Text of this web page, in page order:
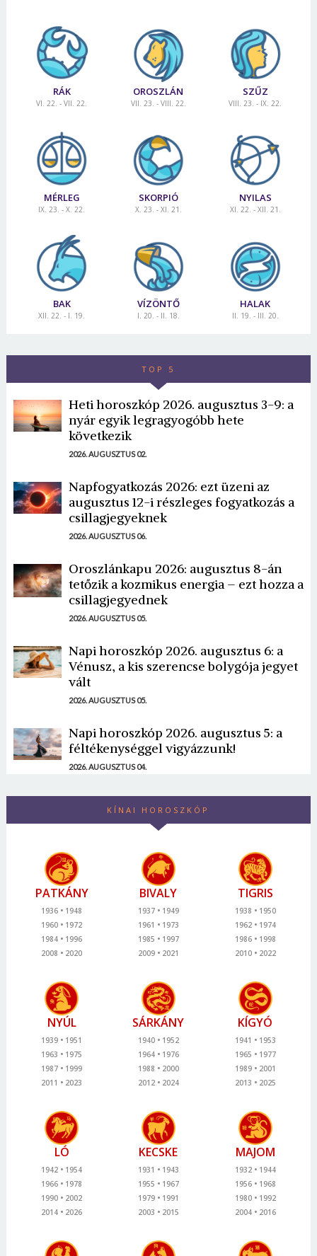
RÁK
VI. 22. - VII. 22.
OROSZLÁN
VII. 23. - VIII. 22.
SZŰZ
VIII. 23. - IX. 22.
MÉRLEG
IX. 23. - X. 22.
SKORPIÓ
X. 23. - XI. 21.
NYILAS
XI. 22. - XII. 21.
BAK
XII. 22. - I. 19.
VÍZÖNTŐ
I. 20. - II. 18.
HALAK
II. 19. - III. 20.
TOP 5
Heti horoszkóp 2026. augusztus 3-9: a
nyár egyik legragyogóbb hete
következik
2026. AUGUSZTUS 02.
Napfogyatkozás 2026: ezt üzeni az
augusztus 12-i részleges fogyatkozás a
csillagjegyeknek
2026. AUGUSZTUS 06.
Oroszlánkapu 2026: augusztus 8-án
tetőzik a kozmikus energia – ezt hozza a
csillagjegyednek
2026. AUGUSZTUS 05.
Napi horoszkóp 2026. augusztus 6: a
Vénusz, a kis szerencse bolygója jegyet
vált
2026. AUGUSZTUS 05.
Napi horoszkóp 2026. augusztus 5: a
féltékenységgel vigyázzunk!
2026. AUGUSZTUS 04.
KÍNAI HOROSZKÓP
PATKÁNY
1936
1948
1960
1972
1984
1996
2008
2020
BIVALY
1937
1949
1961
1973
1985
1997
2009
2021
TIGRIS
1938
1950
1962
1974
1986
1998
2010
2022
NYÚL
1939
1951
1963
1975
1987
1999
2011
2023
SÁRKÁNY
1940
1952
1964
1976
1988
2000
2012
2024
KÍGYÓ
1941
1953
1965
1977
1989
2001
2013
2025
LÓ
1942
1954
1966
1978
1990
2002
2014
2026
KECSKE
1931
1943
1955
1967
1979
1991
2003
2015
MAJOM
1932
1944
1956
1968
1980
1992
2004
2016